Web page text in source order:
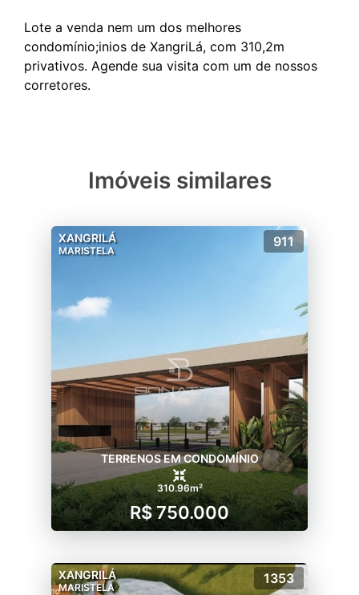
Lote a venda nem um dos melhores
condomínio;inios de XangriLá, com 310,2m
privativos. Agende sua visita com um de nossos
Imóveis similares
XANGRILÁ
MARISTELA
911
TERRENOS EM CONDOMÍNIO
310.96m²
R$ 750.000
XANGRILÁ
MARISTELA
1353